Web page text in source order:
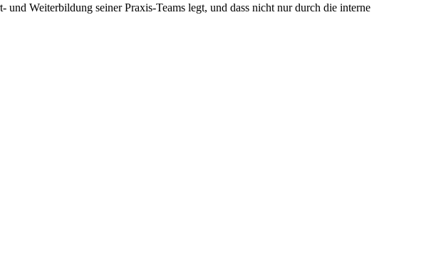
Weiterbildung seiner Praxis-Teams legt, und dass nicht nur durch die interne